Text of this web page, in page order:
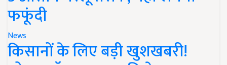
फफूंदी
News
किसानों के लिए बड़ी खुशखबरी!